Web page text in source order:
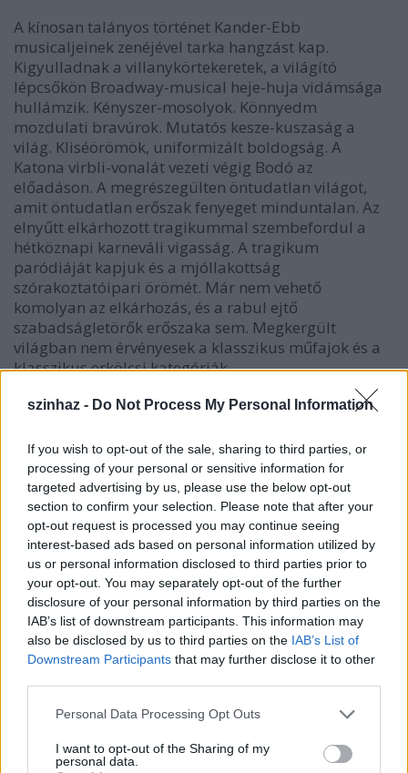
szinhaz - Do Not Process My Personal Information
If you wish to opt-out of the sale, sharing to third parties, or
processing of your personal or sensitive information for
targeted advertising by us, please use the below opt-out
section to confirm your selection. Please note that after your
opt-out request is processed you may continue seeing
interest-based ads based on personal information utilized by
us or personal information disclosed to third parties prior to
your opt-out. You may separately opt-out of the further
disclosure of your personal information by third parties on the
IAB’s list of downstream participants. This information may
also be disclosed by us to third parties on the IAB’s List of
Downstream Participants that may further disclose it to other
Please note that this website/app uses one or more Google
not limited to your visit or usage behaviour. You may click to
grant or deny consent to Google and its third-party tags to
Personal Data Processing Opt Outs
I want to opt-out of the Sharing of my
personal data.
A kínosan talányos történet Kander-Ebb
musicaljeinek zenéjével tarka hangzást kap.
Kigyulladnak a villanykörtekeretek, a világító
lépcsőkön Broadway-musical heje-huja vidámsága
hullámzik. Kényszer-mosolyok. Könnyedm
mozdulati bravúrok. Mutatós kesze-kuszaság a
világ. Kliséörömök, uniformizált boldogság. A
Katona virbli-vonalát vezeti végig Bodó az
előadáson. A megrészegülten öntudatlan világot,
amit öntudatlan erőszak fenyeget minduntalan. Az
elnyűtt elkárhozott tragikummal szembefordul a
hétköznapi karneváli vigasság. A tragikum
paródiáját kapjuk és a mjóllakottság
szórakoztatóipari örömét. Már nem vehető
komolyan az elkárhozás, és a rabul ejtő
szabadságletörők erőszaka sem. Megkergült
világban nem érvényesek a klasszikus műfajok és a
klasszikus erkölcsi kategóriák.
Keresztes Tamásnak van egy akrobatikus szólója:
játéktéren, föltörli a színházat, minden lépcsőfokba
beleakad, fölesik az asztalra, és mintha érvénytelen
volna K. Józsefre a nehézkedési törvény: fölzuhan a
falra, kívülre kerül az érvényes világon. Nagy Ervin
kihúzott derékkal, haptákban hanyatt esik, nagyot
koppan feje a földön, mint egy teherautóból
kipottyant görögdinnye. De nem hal meg.
Négykézlábra kapaszkodik, és folytatja táncos életét.
Kiss Eszter még a tapsrend alatt is kacérkodik a
nézőkkel. Résnyire kinyílik egy oldalajtó és Vajdai
Vilmos komor eltökéltséggel kihív félreérthetetlenül
trágár ajánlatokkal egy-egy kipécézett nézőt.
Kun Vilmos, mintha Móricz Zsigmond Rokonokjának
kedélyes, farkasmohó Berci bácsijaként lépne színre;
jelenleg Albert bácsi a neve. Olsavszky Éva kávéillatú
szobaasszonyba rejtett kéjsóvár, kispolgári Mata